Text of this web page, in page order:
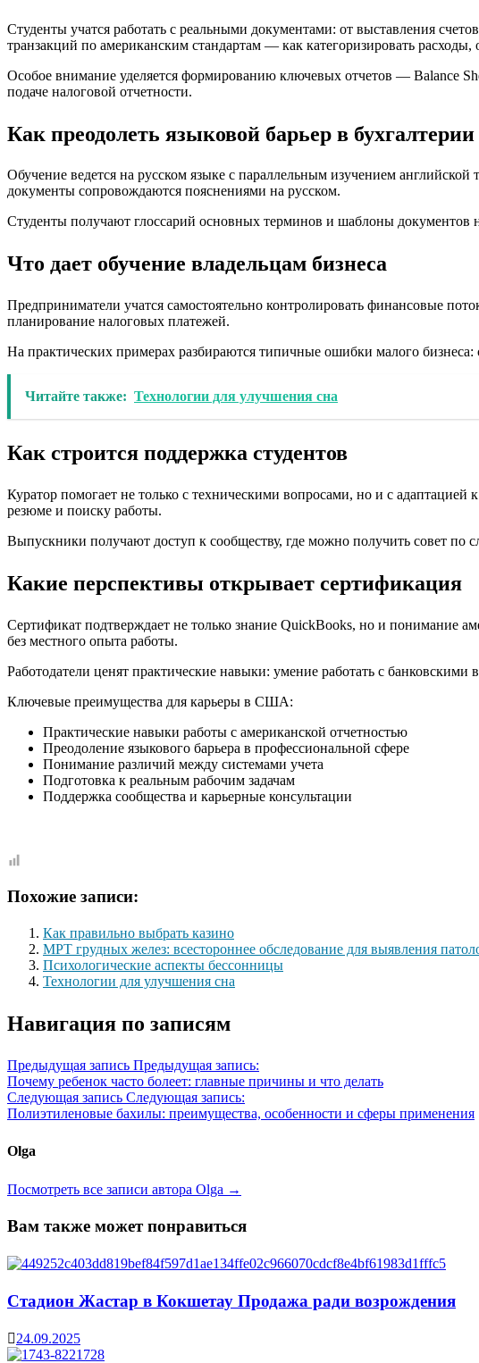
Студенты учатся работать с реальными документами: от выставления
транзакций по американским стандартам — как категоризировать
Особое внимание уделяется формированию ключевых отчетов — Balance
подаче налоговой отчетности.
Как преодолеть языковой барьер в бухгалтерии
Обучение ведется на русском языке с параллельным изучением
документы сопровождаются пояснениями на русском.
Студенты получают глоссарий основных терминов и шаблоны документов
Что дает обучение владельцам бизнеса
Предприниматели учатся самостоятельно контролировать финансовые
планирование налоговых платежей.
На практических примерах разбираются типичные ошибки малого бизнеса:
Читайте также: Технологии для улучшения сна
Как строится поддержка студентов
Куратор помогает не только с техническими вопросами, но и с
резюме и поиску работы.
Выпускники получают доступ к сообществу, где можно получить совет по
Какие перспективы открывает сертификация
Сертификат подтверждает не только знание QuickBooks, но и понимание
без местного опыта работы.
Работодатели ценят практические навыки: умение работать с
Ключевые преимущества для карьеры в США:
Практические навыки работы с американской отчетностью
Преодоление языкового барьера в профессиональной сфере
Понимание различий между системами учета
Подготовка к реальным рабочим задачам
Поддержка сообщества и карьерные консультации
Похожие записи:
Как правильно выбрать казино
МРТ грудных желез: всестороннее обследование для выявления
Психологические аспекты бессонницы
Технологии для улучшения сна
Навигация по записям
Предыдущая запись Предыдущая запись:
Почему ребенок часто болеет: главные причины и что делать
Следующая запись Следующая запись:
Полиэтиленовые бахилы: преимущества, особенности и сферы применения
Olga
Посмотреть все записи автора Olga →
Вам также может понравиться
Стадион Жастар в Кокшетау Продажа ради возрождения
24.09.2025